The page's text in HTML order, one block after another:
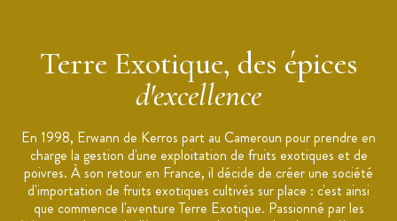
Terre Exotique, des épices
d'excellence
En 1998, Erwann de Kerros part au Cameroun pour prendre en
charge la gestion d'une exploitation de fruits exotiques et de
poivres. À son retour en France, il décide de créer une société
d'importation de fruits exotiques cultivés sur place : c'est ainsi
que commence l'aventure Terre Exotique. Passionné par les